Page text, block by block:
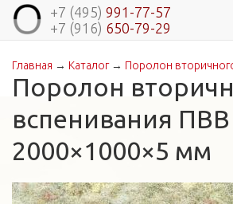
+7 (495) 991-77-57
+7 (916) 650-79-29
Вы здесь
Главная → Каталог→ Поролон
Поролон
вспенивания ПВВ
2000×1000×5 мм